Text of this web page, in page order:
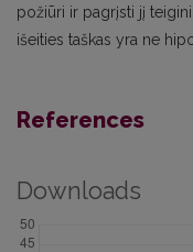
požiūri ir pagrįsti jį
išeities taškas yra ne
References
Downloads